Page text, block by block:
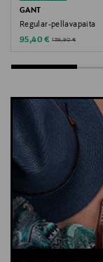
GANT
Regular-pellavapaita
Discounted Price
95,40 € Original Price
159,90 €